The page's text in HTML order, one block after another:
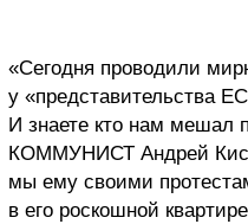
«Сегодня проводили
у «представительства
И знаете кто нам мешал
КОММУНИСТ Андрей
мы ему своими
в его роскошной